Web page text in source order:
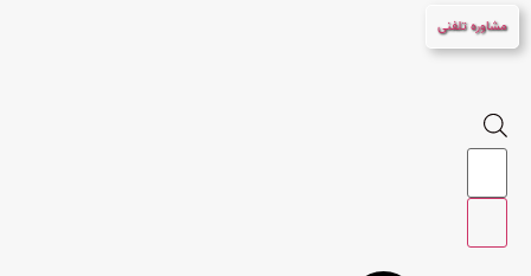
پرش
به
مشاوره تلفنی
Products